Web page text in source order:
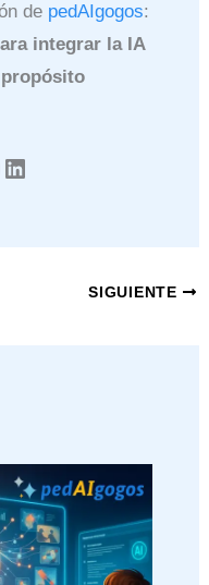
de pedAIgogos:
integrar la IA
SIGUIENTE